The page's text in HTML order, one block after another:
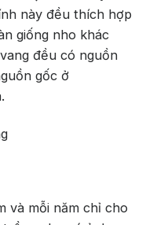
này đều thích hợp
giống nho khác
đều có nguồn
gốc ở
và mỗi năm chỉ cho